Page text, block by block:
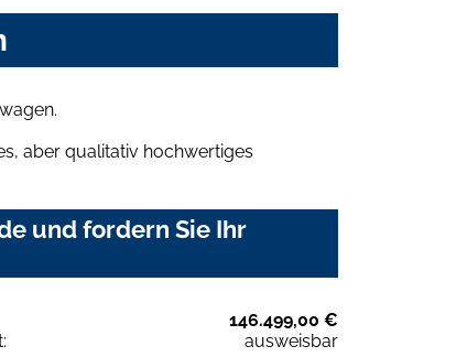
aber qualitativ hochwertiges
und fordern Sie Ihr
146.499,00 €
ausweisbar